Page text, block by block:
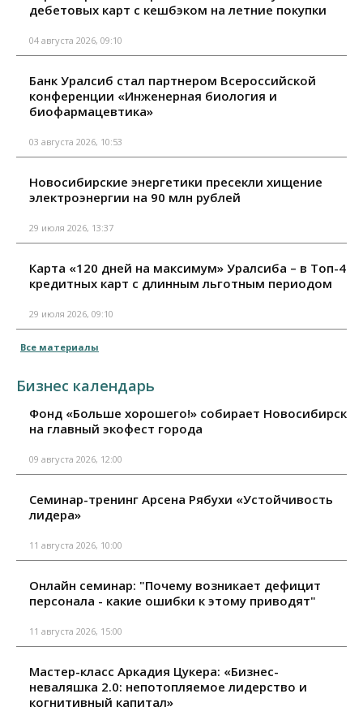
дебетовых карт с кешбэком на летние покупки
04 августа 2026, 09:10
Банк Уралсиб стал партнером Всероссийской
конференции «Инженерная биология и
биофармацевтика»
03 августа 2026, 10:53
Новосибирские энергетики пресекли хищение
электроэнергии на 90 млн рублей
29 июля 2026, 13:37
Карта «120 дней на максимум» Уралсиба – в Топ-4
кредитных карт с длинным льготным периодом
29 июля 2026, 09:10
Все материалы
Бизнес календарь
Фонд «Больше хорошего!» собирает Новосибирск
на главный экофест города
09 августа 2026, 12:00
Семинар-тренинг Арсена Рябухи «Устойчивость
лидера»
11 августа 2026, 10:00
Онлайн семинар: "Почему возникает дефицит
персонала - какие ошибки к этому приводят"
11 августа 2026, 15:00
Мастер-класс Аркадия Цукера: «Бизнес-
неваляшка 2.0: непотопляемое лидерство и
когнитивный капитал»